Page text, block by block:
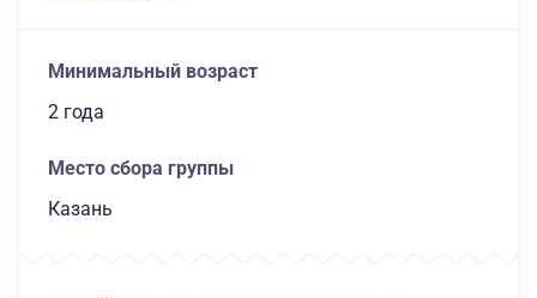
Минимальный возраст
2 года
Место сбора группы
Казань